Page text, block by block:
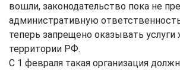
вошли, законодательство пока не
административную
теперь запрещено оказывать услуги
территории РФ.
С 1 февраля такая организация